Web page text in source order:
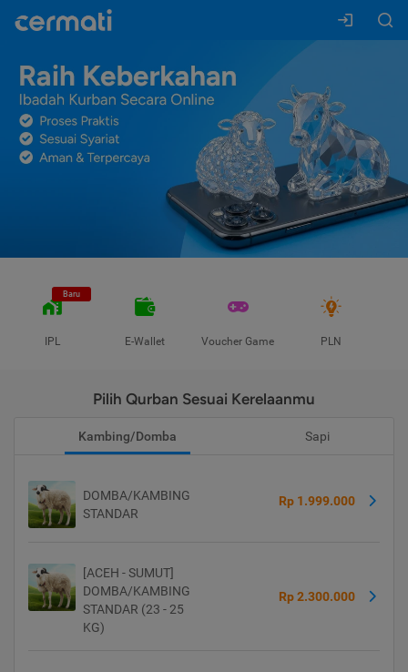
Baru
IPL E-Wallet Voucher Game PLN
Pilih Qurban Sesuai Kerelaanmu
Kambing/Domba Sapi
DOMBA/KAMBING
STANDAR
Rp 1.999.000
[ACEH - SUMUT]
DOMBA/KAMBING
STANDAR (23 - 25
KG)
Rp 2.300.000